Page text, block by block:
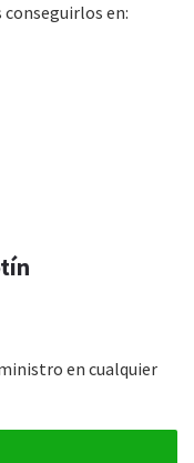
conseguirlos en:
en cualquier